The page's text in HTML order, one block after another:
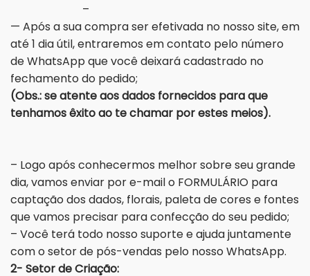
–
— Após a sua compra ser efetivada no nosso site, em
até 1 dia útil, entraremos em contato pelo número
de WhatsApp que você deixará cadastrado no
fechamento do pedido;
(Obs.: se atente aos dados fornecidos para que
tenhamos êxito ao te chamar por estes meios).
– Logo após conhecermos melhor sobre seu grande
dia, vamos enviar por e-mail o FORMULÁRIO para
captação dos dados, florais, paleta de cores e fontes
que vamos precisar para confecção do seu pedido;
– Você terá todo nosso suporte e ajuda juntamente
com o setor de pós-vendas pelo nosso WhatsApp.
2- Setor de Criação: